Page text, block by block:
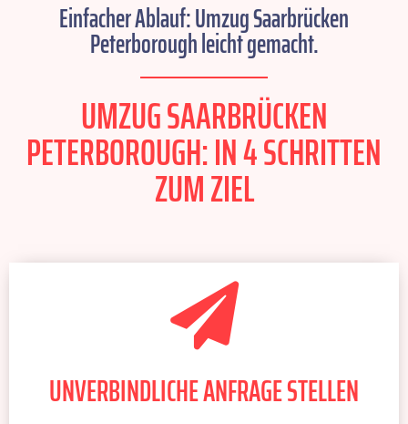
Einfacher Ablauf: Umzug Saarbrücken
Peterborough leicht gemacht.
UMZUG SAARBRÜCKEN
PETERBOROUGH: IN 4 SCHRITTEN
ZUM ZIEL
UNVERBINDLICHE ANFRAGE STELLEN